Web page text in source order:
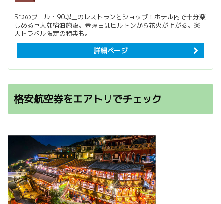
5つのプール・90以上のレストランとショップ！ホテル内で十分楽
しめる巨大な宿泊施設。金曜日はヒルトンから花火が上がる。楽
天トラベル限定の特典も。
詳細ページ
格安航空券をエアトリでチェック